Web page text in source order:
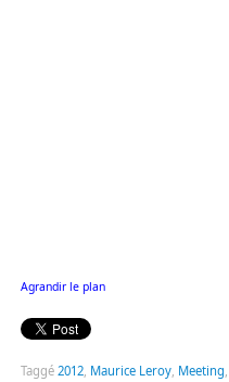
Agrandir le plan
Taggé 2012, Maurice Leroy, Meeting,